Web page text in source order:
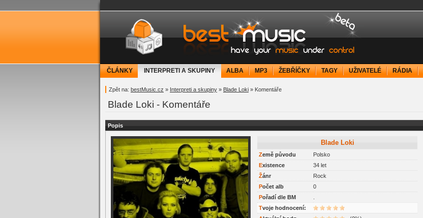
bestMusic.cz - Have your music under control
ČLÁNKY INTERPRETI A SKUPINY ALBA MP3 ŽEBŘÍČKY TAGY UŽIVATELÉ RÁDIA
Zpět na: bestMusic.cz » Interpreti a skupiny » Blade Loki » Komentáře
Blade Loki - Komentáře
Popis
Blade Loki
Země původu
Polsko
Existence
34 let
Žánr
Rock
Počet alb
0
Pořadí dle BM
Tvoje hodnocení: